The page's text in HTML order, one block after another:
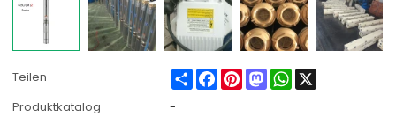
Teilen ShareFacebook
PinterestMastodonWhatsApp
Produktkatalog
-